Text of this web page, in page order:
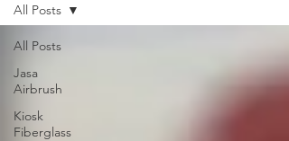
All Posts
Jasa
Airbrush
Kiosk
Fiberglass
All Posts